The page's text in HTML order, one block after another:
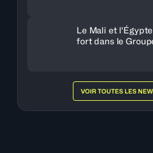
Le Mali et
fort dans le
VOIR TOUTES LES